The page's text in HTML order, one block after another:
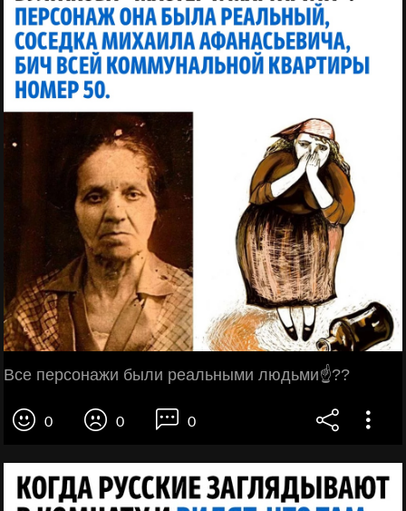
Все персонажи были реальными людьми☝??
0 0 0